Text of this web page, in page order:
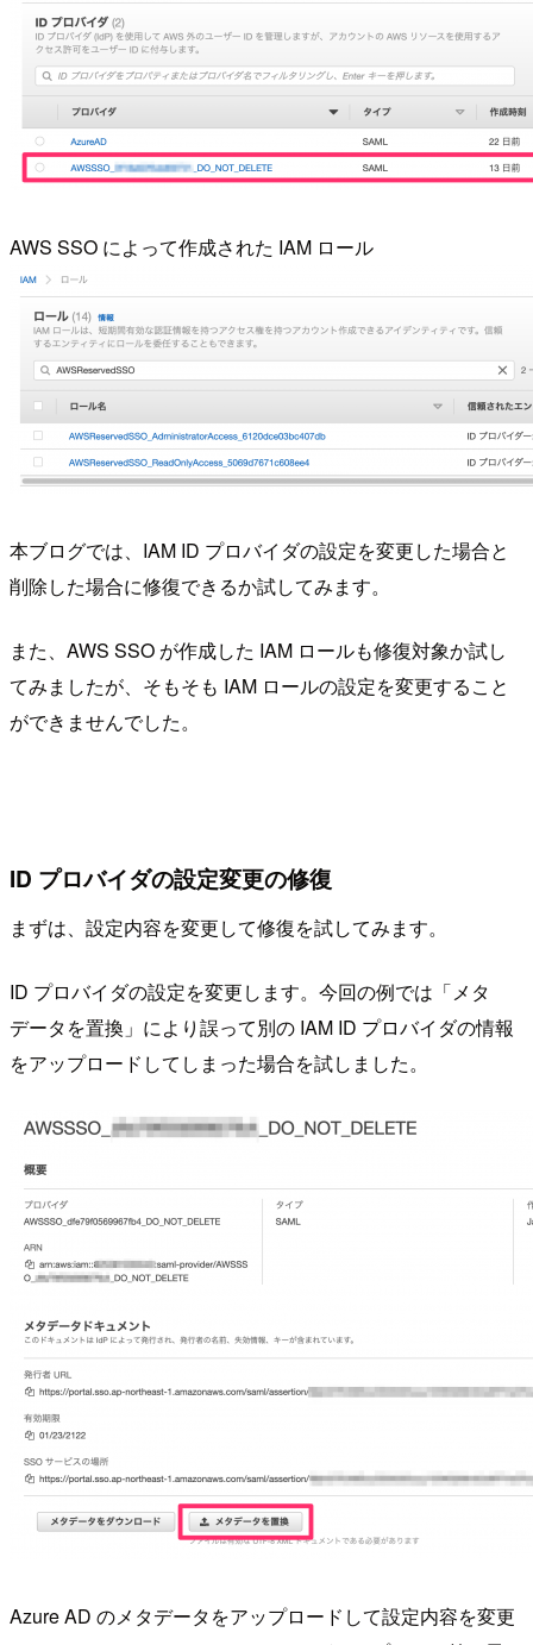
AWS SSO によって作成された IAM ロール
本ブログでは、IAM ID プロバイダの設定を変更した場合と
削除した場合に修復できるか試してみます。
また、AWS SSO が作成した IAM ロールも修復対象か試し
てみましたが、そもそも IAM ロールの設定を変更すること
ができませんでした。
ID プロバイダの設定変更の修復
まずは、設定内容を変更して修復を試してみます。
ID プロバイダの設定を変更します。今回の例では「メタ
データを置換」により誤って別の IAM ID プロバイダの情報
をアップロードしてしまった場合を試しました。
Azure AD のメタデータをアップロードして設定内容を変更